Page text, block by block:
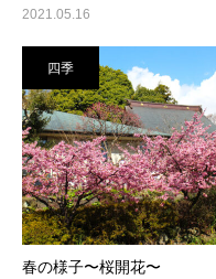
2021.05.16
四季
春の様子〜桜開花〜